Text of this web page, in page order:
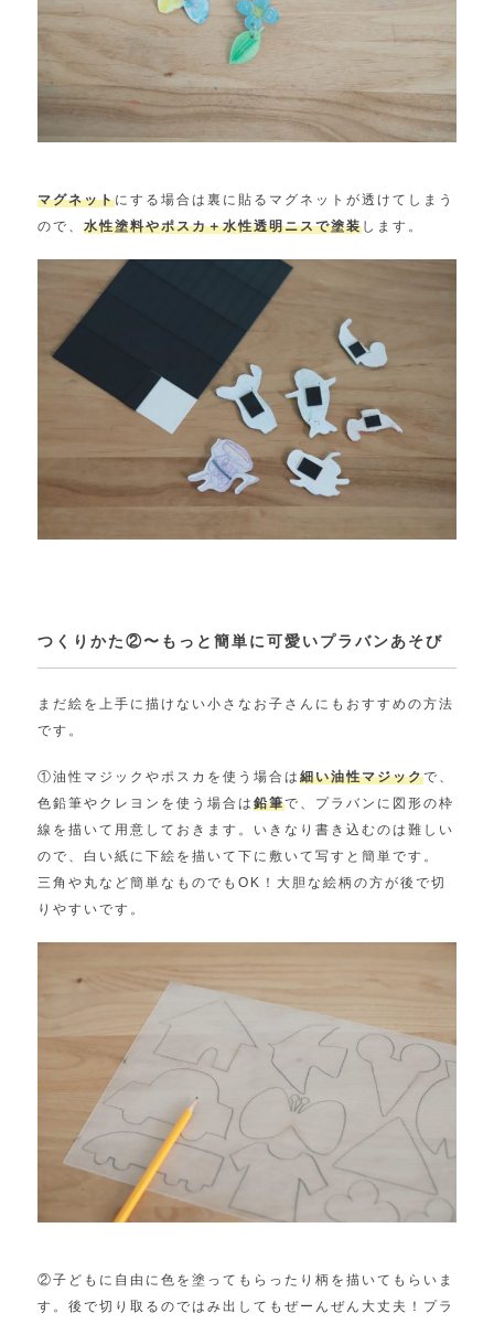
マグネットにする場合は裏に貼るマグネットが透けてしまう
ので、 水性塗料やポスカ＋水性透明ニスで塗装します。
つくりかた②〜もっと簡単に可愛いプラバンあそび
まだ絵を上手に描けない小さなお子さんにもおすすめの方法
です。
①油性マジックやポスカを使う場合は 細い油性マジックで、
色鉛筆やクレヨンを使う場合は 鉛筆で、プラバンに図形の枠
線を描いて用意しておきます。いきなり書き込むのは難しい
ので、白い紙に下絵を描いて下に敷いて写すと簡単です。
三角や丸など簡単なものでもOK！大胆な絵柄の方が後で切
りやすいです。
②子どもに自由に色を塗ってもらったり柄を描いてもらいま
す。後で切り取るのではみ出してもぜーんぜん大丈夫！プラ